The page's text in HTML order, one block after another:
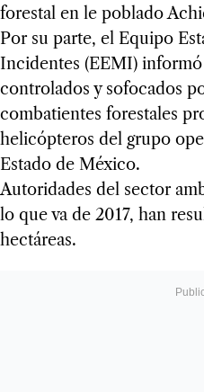
forestal en le poblado
Por su parte, el Equipo
Incidentes (EEMI)
controlados y sofocados
combatientes forestales
helicópteros del grupo
Estado de México.
Autoridades del sector
lo que va de 2017, han
hectáreas.